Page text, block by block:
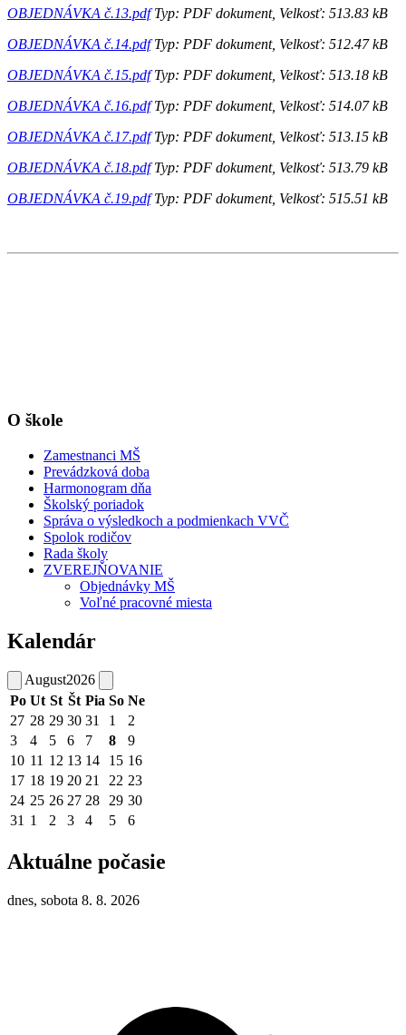
OBJEDNÁVKA č.13.pdfTyp: PDF dokument, Velkosť: 513.83 kB
OBJEDNÁVKA č.14.pdfTyp: PDF dokument, Velkosť: 512.47 kB
OBJEDNÁVKA č.15.pdfTyp: PDF dokument, Velkosť: 513.18 kB
OBJEDNÁVKA č.16.pdfTyp: PDF dokument, Velkosť: 514.07 kB
OBJEDNÁVKA č.17.pdfTyp: PDF dokument, Velkosť: 513.15 kB
OBJEDNÁVKA č.18.pdfTyp: PDF dokument, Velkosť: 513.79 kB
OBJEDNÁVKA č.19.pdfTyp: PDF dokument, Velkosť: 515.51 kB
O škole
Zamestnanci MŠ
Prevádzková doba
Harmonogram dňa
Školský poriadok
Správa o výsledkoch a podmienkach VVČ
Spolok rodičov
Rada školy
ZVEREJŇOVANIE
Objednávky MŠ
Voľné pracovné miesta
Kalendár
August2026
Po Ut St Št Pia So Ne
27 28 29 30 31 1
2
3
4 5 6 7 8
9
10 11 12 13 14 15 16
17 18 19 20 21 22 23
24 25 26 27 28 29 30
31 1 2 3 4 5 6
Aktuálne počasie
dnes, sobota 8. 8. 2026